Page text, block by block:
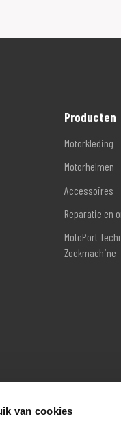
van cookies
Producten
Motorkleding
Motorhelmen
Accessoires
Reparatie en
MotoPort
Zoekmachine